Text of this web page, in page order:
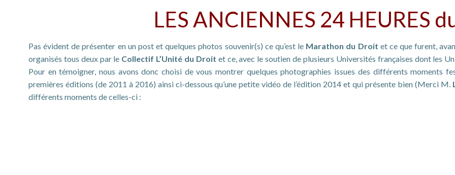
LES ANCIENNES 24 HEURES
Pas évident de présenter en un post et quelques photos souvenir(s) ce qu’est le Marathon du Droit et ce que furent,
organisés tous deux par le Collectif L’Unité du Droit et ce, avec le soutien de plusieurs Universités françaises dont les
Pour en témoigner, nous avons donc choisi de vous montrer quelques photographies issues des différents moments
premières éditions (de 2011 à 2016) ainsi ci-dessous qu’une petite vidéo de l’édition 2014 et qui présente bien (Merci M.
différents moments de celles-ci :